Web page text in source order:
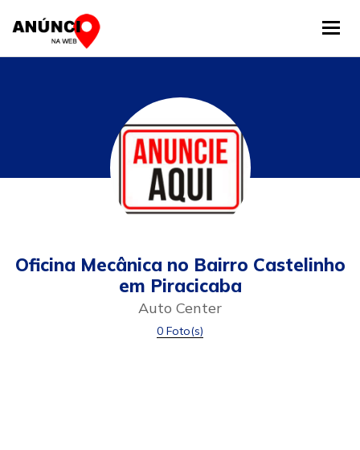
Oficina Mecânica no Bairro Castelinho
em Piracicaba
Auto Center
0 Foto(s)